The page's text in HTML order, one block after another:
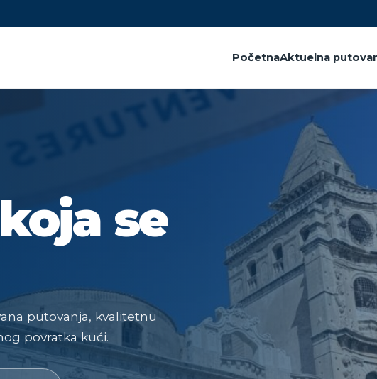
PočetnaAktuelna
se
putovanja, kvalitetnu
povratka kući.